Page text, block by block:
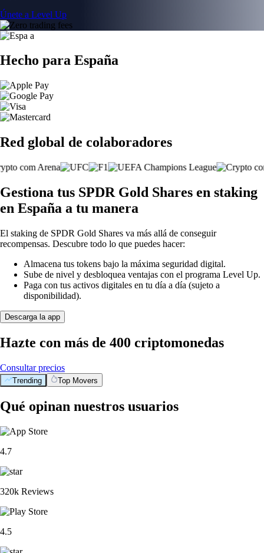
Únete a Level Up
Hecho para España
Red global de colaboradores
Gestiona tus SPDR Gold Shares en staking
en España a tu manera
El staking de SPDR Gold Shares va más allá de conseguir
recompensas. Descubre todo lo que puedes hacer:
Almacena tus tokens bajo la máxima seguridad digital.
Sube de nivel y desbloquea ventajas con el programa Level Up.
Paga con tus activos digitales en tu día a día (sujeto a
disponibilidad).
Descarga la app
Hazte con más de 400 criptomonedas
Consultar precios
Trending Top Movers
Qué opinan nuestros usuarios
4.7
320k Reviews
4.5